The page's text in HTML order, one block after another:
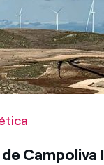
Campoliva I